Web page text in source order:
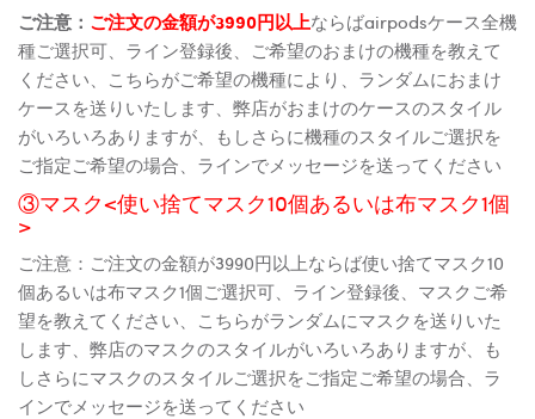
ご注意： ご注文の金額が3990円以上ならばairpodsケース全機
種ご選択可、ライン登録後、ご希望のおまけの機種を教えて
ください、こちらがご希望の機種により、ランダムにおまけ
ケースを送りいたします、弊店がおまけのケースのスタイル
がいろいろありますが、もしさらに機種のスタイルご選択を
ご指定ご希望の場合、ラインでメッセージを送ってください
③マスク<使い捨てマスク10個あるいは布マスク1個
>
ご注意：ご注文の金額が3990円以上ならば使い捨てマスク10
個あるいは布マスク1個ご選択可、ライン登録後、マスクご希
望を教えてください、こちらがランダムにマスクを送りいた
します、弊店のマスクのスタイルがいろいろありますが、も
しさらにマスクのスタイルご選択をご指定ご希望の場合、ラ
インでメッセージを送ってください